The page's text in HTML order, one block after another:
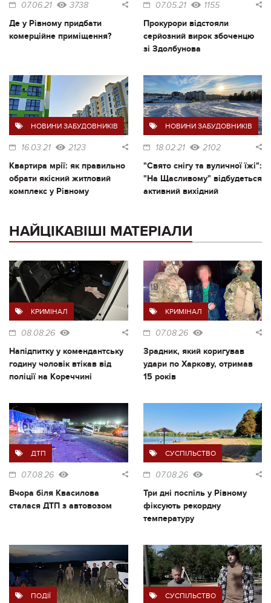
07.06.21 3738
Де у Рівному придбати
комерційне приміщення?
07.05.21 1155
Прокурори відстояли
серйозний вирок збоченцю
зі Здолбунова
НОВИНИ ЗАБУДОВНИКІВ
16.03.21 2123
Квартира мрії: як правильно
обрати якісний житловий
комплекс у Рівному
НОВИНИ ЗАБУДОВНИКІВ
18.02.21 2102
"Свято снігу та вуличної їжі":
"На Щасливому" відбудеться
активний вихідний
НАЙЦІКАВІШІ МАТЕРІАЛИ
КРИМІНАЛ
08.08.26
Напідпитку у комендантську
годину чоловік втікав від
поліції на Кореччині
КРИМІНАЛ
07.08.26
Зрадник, який коригував
удари по Харкову, отримав
15 років
ДТП
07.08.26
Вчора біля Квасилова
сталася ДТП з автовозом
СУСПІЛЬСТВО
07.08.26
Три дні поспіль у Рівному
фіксують рекордну
температуру
ПОДІЇ СУСПІЛЬСТВО